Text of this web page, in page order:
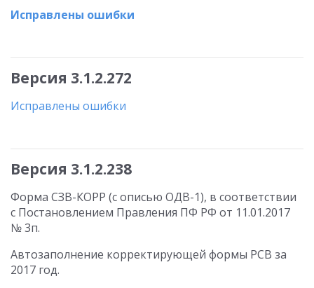
Исправлены ошибки
Версия 3.1.2.272
Исправлены ошибки
Версия 3.1.2.238
Форма СЗВ-КОРР (с описью ОДВ-1), в соответствии
с Постановлением Правления ПФ РФ от 11.01.2017
№ 3п.
Автозаполнение корректирующей формы РСВ за
2017 год.